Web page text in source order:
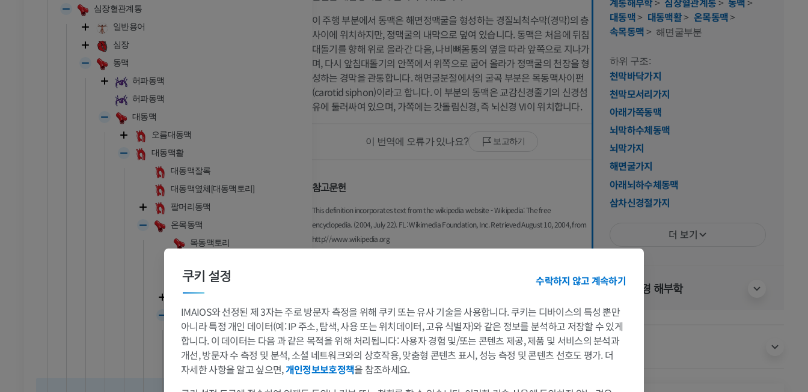
심장혈관계통
일반용어
심장
동맥
허파동맥
허파동맥
대동맥
오름대동맥
대동맥활
대동맥잘록
대동맥옆체[대동맥토리]
팔머리동맥
온목동맥
목동맥토리
목동맥갈림
바깥목동맥
속목동맥
속목동맥분절(Bouthillier)
목부분
바위부분
이 주행 부분에서 동맥은 해면정맥굴을 형성하는 경질뇌척수막(경막)의 층
사이에 위치하지만, 정맥굴의 내막으로 덮여 있습니다. 동맥은 처음에 뒤침
대돌기를 향해 위로 올라간 다음, 나비뼈몸통의 옆을 따라 앞쪽으로 지나가
며, 다시 앞침대돌기의 안쪽에서 위쪽으로 굽어 올라가 정맥굴의 천장을 형
성하는 경막을 관통합니다. 해면굴분절에서의 굴곡 부분은 목동맥사이펀
(carotid siphon)이라고 합니다. 이 부분의 동맥은 교감신경줄기의 신경섬
유에 둘러싸여 있으며, 가쪽에는 갓돌림신경, 즉 뇌신경 VI이 위치합니다.
이 번역에 오류가 있나요? 보고하기
참고문헌
This definition incorporates text from the wikipedia website - Wikipedia: The free
encyclopedia. (2004, July 22). FL: Wikimedia Foundation, Inc. Retrieved August 10, 2004, from
http://www.wikipedia.org
대동맥> 대동맥활> 온목동맥>
속목동맥> 해면굴부분
하위 구조:
천막바닥가지
천막모서리가지
아래가쪽동맥
뇌막하수체동맥
뇌막가지
해면굴가지
아래뇌하수체동맥
삼차신경절가지
더 보기
인체 신경 해부학
번역
쿠키 설정 수락하지 않고 계속하기
IMAIOS와 선정된 제 3자는 주로 방문자 측정을 위해 쿠키 또는 유사 기술을 사용합니다. 쿠키는 디바이스의 특성 뿐만
아니라 특정 개인 데이터(예: IP 주소, 탐색, 사용 또는 위치데이터, 고유 식별자)와 같은 정보를 분석하고 저장할 수 있게
합니다. 이 데이터는 다음 과 같은 목적을 위해 처리됩니다: 사용자 경험 및/또는 콘텐츠 제공, 제품 및 서비스의 분석과
개선, 방문자 수 측정 및 분석, 소셜 네트워크와의 상호작용, 맞춤형 콘텐츠 표시, 성능 측정 및 콘텐츠 선호도 평가. 더
자세한 사항을 알고 싶으면,개인정보보호정책을 참조하세요.